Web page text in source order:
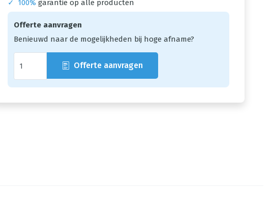
✓
100% garantie op alle producten
Offerte aanvragen
Benieuwd naar de mogelijkheden bij hoge afname?
Offerte aanvragen